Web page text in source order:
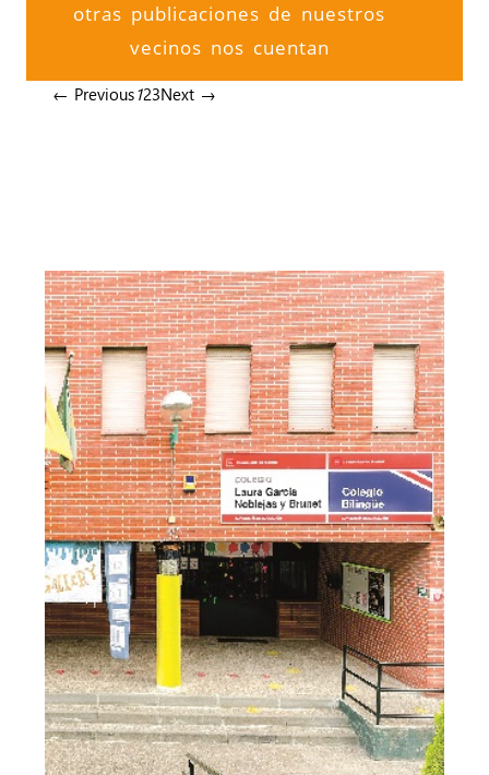
otras publicaciones de nuestros
vecinos nos cuentan
← Previous123Next →